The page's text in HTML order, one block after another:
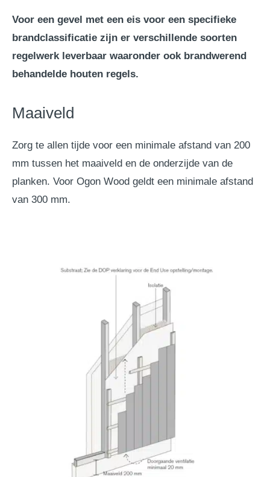
Voor een gevel met een eis voor een specifieke
brandclassificatie zijn er verschillende soorten
regelwerk leverbaar waaronder ook brandwerend
behandelde houten regels.
Maaiveld
Zorg te allen tijde voor een minimale afstand van 200
mm tussen het maaiveld en de onderzijde van de
planken. Voor Ogon Wood geldt een minimale afstand
van 300 mm.